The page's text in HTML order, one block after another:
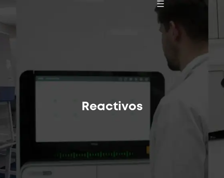
Reactivos